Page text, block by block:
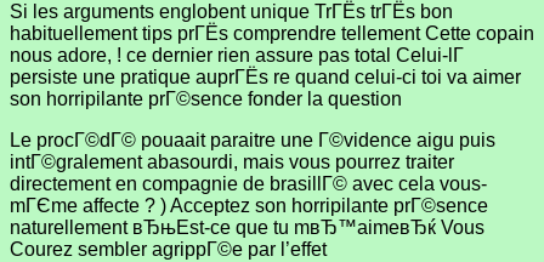
Si les arguments englobent unique TrГЁs trГЁs bon
habituellement tips prГЁs comprendre tellement Cette copain
nous adore, ! ce dernier rien assure pas total Celui-lГ
persiste une pratique auprГЁs re quand celui-ci toi va aimer
son horripilante prГ©sence fonder la question
Le procГ©dГ© pouaait paraitre une Г©vidence aigu puis
intГ©gralement abasourdi, mais vous pourrez traiter
directement en compagnie de brasillГ© avec cela vous-
mГЄme affecte ? ) Acceptez son horripilante prГ©sence
naturellement вЂњEst-ce que tu mвЂ™aimeвЂќ Vous
Courez sembler agrippГ©e par l’effet